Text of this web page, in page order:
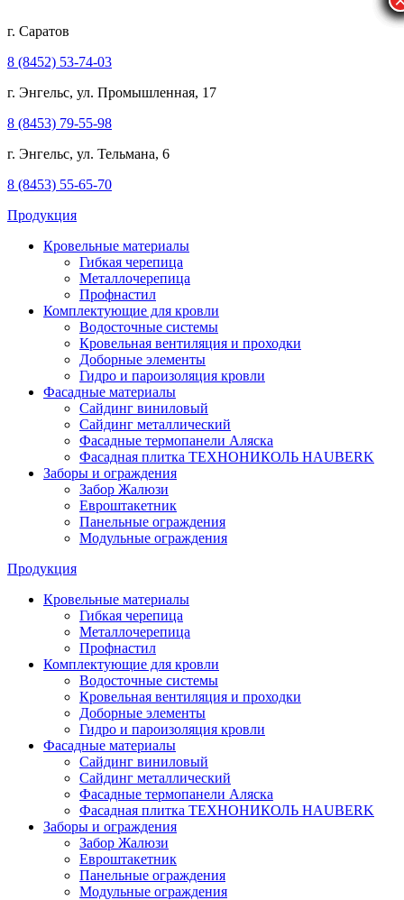
г. Саратов
8 (8452) 53-74-03
г. Энгельс, ул. Промышленная, 17
8 (8453) 79-55-98
г. Энгельс, ул. Тельмана, 6
8 (8453) 55-65-70
Продукция
Кровельные материалы
Гибкая черепица
Металлочерепица
Профнастил
Комплектующие для кровли
Водосточные системы
Кровельная вентиляция и проходки
Доборные элементы
Гидро и пароизоляция кровли
Фасадные материалы
Сайдинг виниловый
Сайдинг металлический
Фасадные термопанели Аляска
Фасадная плитка ТЕХНОНИКОЛЬ HAUBERK
Заборы и ограждения
Забор Жалюзи
Евроштакетник
Панельные ограждения
Модульные ограждения
Продукция
Кровельные материалы
Гибкая черепица
Металлочерепица
Профнастил
Комплектующие для кровли
Водосточные системы
Кровельная вентиляция и проходки
Доборные элементы
Гидро и пароизоляция кровли
Фасадные материалы
Сайдинг виниловый
Сайдинг металлический
Фасадные термопанели Аляска
Фасадная плитка ТЕХНОНИКОЛЬ HAUBERK
Заборы и ограждения
Забор Жалюзи
Евроштакетник
Панельные ограждения
Модульные ограждения